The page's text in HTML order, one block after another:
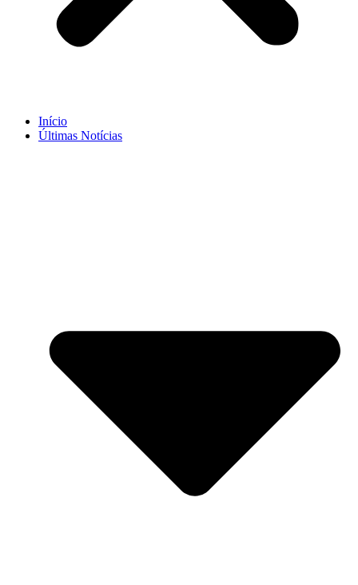
Início
Últimas Notícias